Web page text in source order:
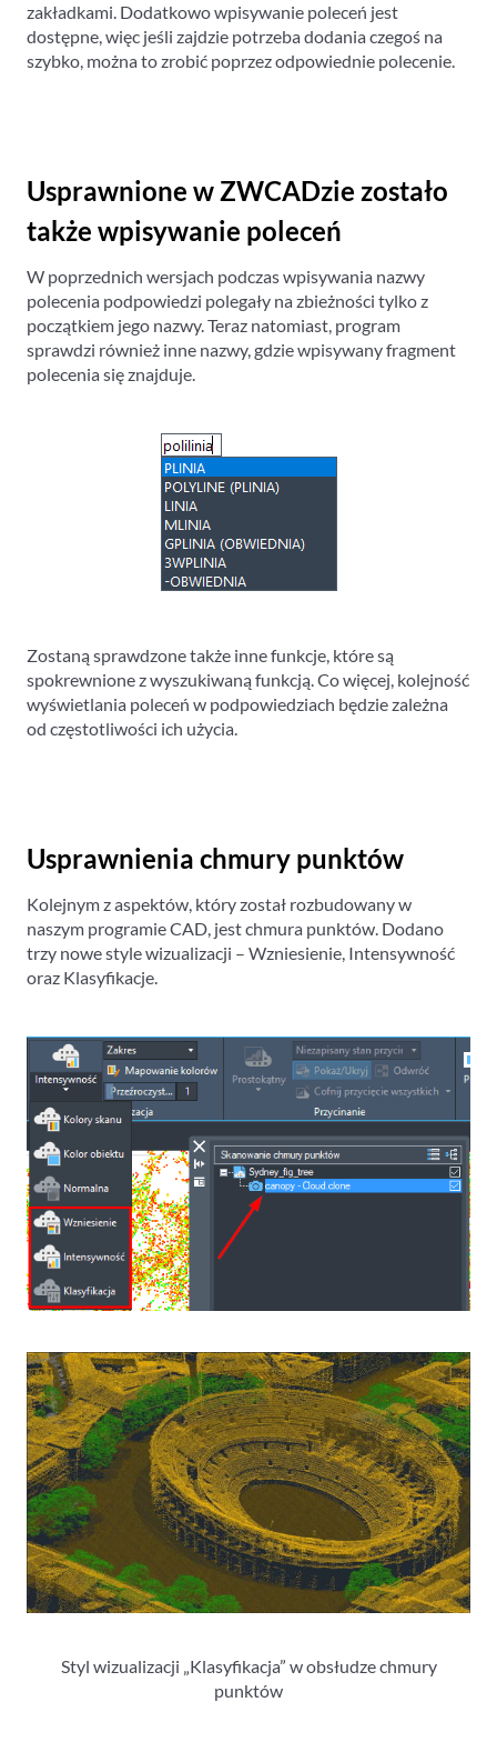
zakładkami. Dodatkowo wpisywanie poleceń jest
dostępne, więc jeśli zajdzie potrzeba dodania czegoś na
szybko, można to zrobić poprzez odpowiednie polecenie.
Usprawnione w ZWCADzie zostało
także wpisywanie poleceń
W poprzednich wersjach podczas wpisywania nazwy
polecenia podpowiedzi polegały na zbieżności tylko z
początkiem jego nazwy. Teraz natomiast, program
sprawdzi również inne nazwy, gdzie wpisywany fragment
polecenia się znajduje.
Zostaną sprawdzone także inne funkcje, które są
spokrewnione z wyszukiwaną funkcją. Co więcej, kolejność
wyświetlania poleceń w podpowiedziach będzie zależna
od częstotliwości ich użycia.
Usprawnienia chmury punktów
Kolejnym z aspektów, który został rozbudowany w
naszym programie CAD, jest chmura punktów. Dodano
trzy nowe style wizualizacji – Wzniesienie, Intensywność
oraz Klasyfikacje.
Styl wizualizacji „Klasyfikacja” w obsłudze chmury
punktów